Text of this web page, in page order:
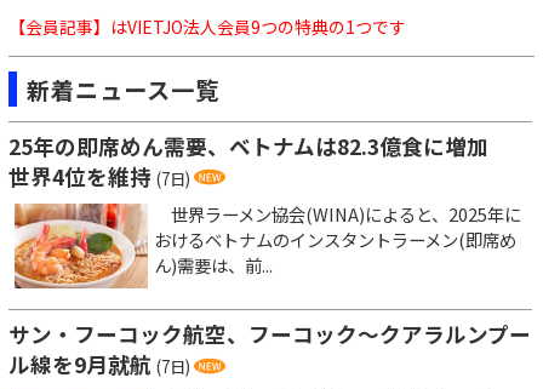
【会員記事】はVIETJO法人会員9つの特典の1つです
新着ニュース一覧
25年の即席めん需要、ベトナムは82.3億食に増加
世界4位を維持 (7日)
世界ラーメン協会(WINA)によると、2025年に
おけるベトナムのインスタントラーメン(即席め
ん)需要は、前...
サン・フーコック航空、フーコック～クアラルンプー
ル線を9月就航 (7日)